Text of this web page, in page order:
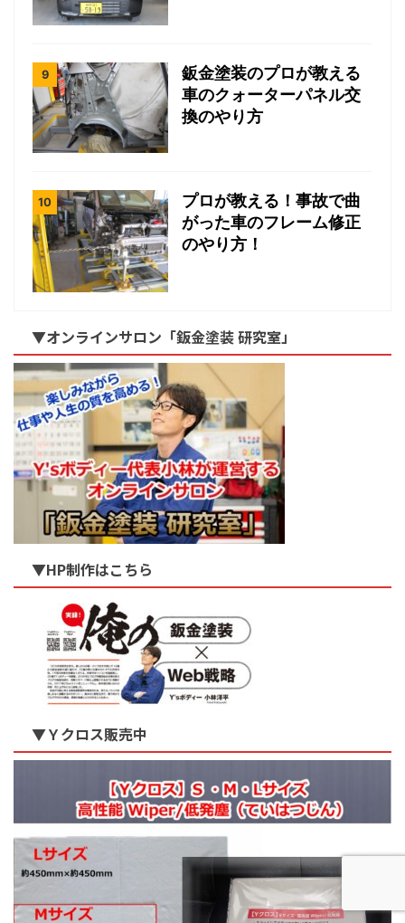
鈑金塗装のプロが教える
車のクォーターパネル交
換のやり方
プロが教える！事故で曲
がった車のフレーム修正
のやり方！
▼オンラインサロン「鈑金塗装 研究室」
▼HP制作はこちら
▼Ｙクロス販売中